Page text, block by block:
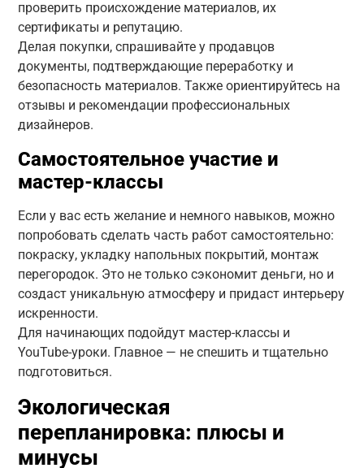
проверить происхождение материалов, их
сертификаты и репутацию.
Делая покупки, спрашивайте у продавцов
документы, подтверждающие переработку и
безопасность материалов. Также ориентируйтесь на
отзывы и рекомендации профессиональных
дизайнеров.
Самостоятельное участие и
мастер-классы
Если у вас есть желание и немного навыков, можно
попробовать сделать часть работ самостоятельно:
покраску, укладку напольных покрытий, монтаж
перегородок. Это не только сэкономит деньги, но и
создаст уникальную атмосферу и придаст интерьеру
искренности.
Для начинающих подойдут мастер-классы и
YouTube-уроки. Главное — не спешить и тщательно
подготовиться.
Экологическая
перепланировка: плюсы и
минусы